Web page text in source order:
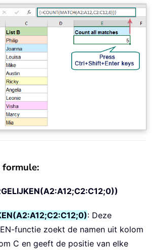
formule:
: Deze
functie zoekt de namen uit kolom
C en geeft de positie van elke